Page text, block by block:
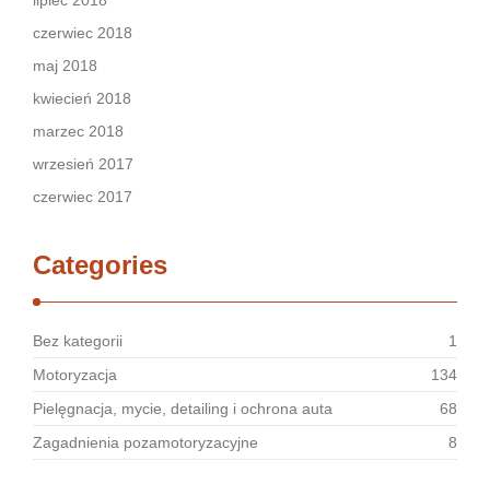
czerwiec 2018
maj 2018
kwiecień 2018
marzec 2018
wrzesień 2017
czerwiec 2017
Categories
Bez kategorii
1
Motoryzacja
134
Pielęgnacja, mycie, detailing i ochrona auta
68
Zagadnienia pozamotoryzacyjne
8